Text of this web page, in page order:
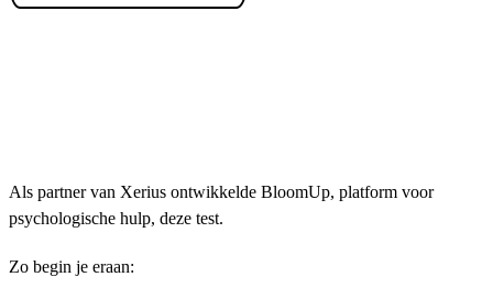
Als partner van Xerius ontwikkelde BloomUp, platform voor
psychologische hulp, deze test.
Zo begin je eraan: